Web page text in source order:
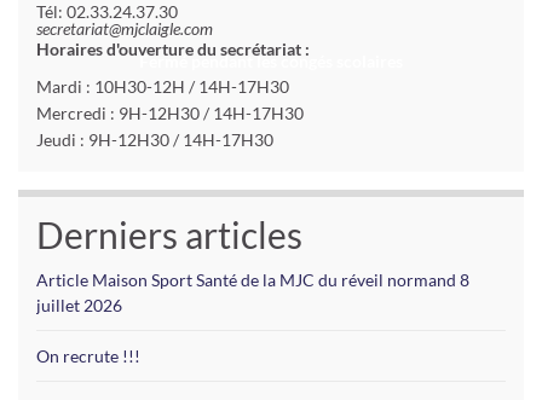
Tél: 02.33.24.37.30
secretariat@mjclaigle.com
Horaires d'ouverture du secrétariat :
Fermé pendant les congés scolaires
Mardi : 10H30-12H / 14H-17H30
Mercredi : 9H-12H30 / 14H-17H30
Jeudi : 9H-12H30 / 14H-17H30
Derniers articles
Article Maison Sport Santé de la MJC du réveil normand 8
juillet 2026
On recrute !!!